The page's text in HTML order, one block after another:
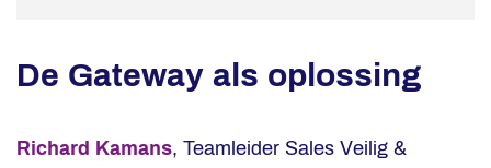
De Gateway als oplossing
Richard Kamans, Teamleider Sales Veilig &